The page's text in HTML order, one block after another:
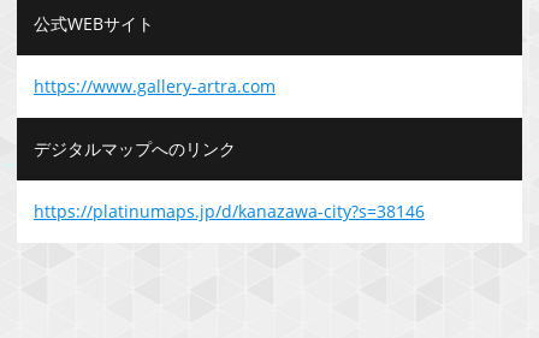
公式WEBサイト
https://www.gallery-artra.com
デジタルマップへのリンク
https://platinumaps.jp/d/kanazawa-city?s=38146